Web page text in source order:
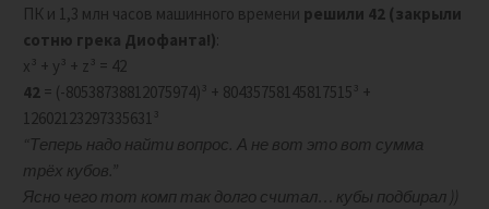
ПК и 1,3 млн часов машинного времени решили 42 (закрыли
сотню грека Диофанта!):
x³ + y³ + z³ = 42
42 = (-80538738812075974)³ + 80435758145817515³ +
12602123297335631³
“Теперь надо найти вопрос. А не вот это вот сумма
трёх кубов.”
Ясно чего тот комп так долго считал… кубы подбирал ))